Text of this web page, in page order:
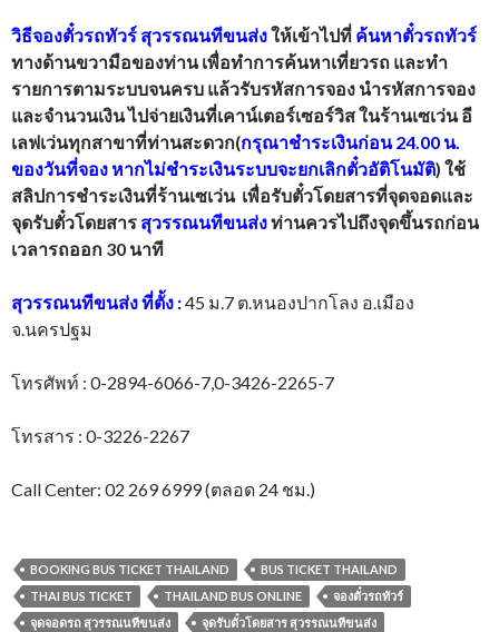
วิธีจองตั๋วรถทัวร์ สุวรรณนทีขนส่งให้เข้าไปที่ ค้นหาตั๋วรถทัวร์
ทางด้านขวามือของท่าน เพื่อทำการค้นหาเที่ยวรถ และทำ
รายการตามระบบจนครบ แล้วรับรหัสการจอง นำรหัสการจอง
และจำนวนเงิน ไปจ่ายเงินที่เคาน์เตอร์เซอร์วิส ในร้านเซเว่น อี
เลฟเว่นทุกสาขาที่ท่านสะดวก(กรุณาชำระเงินก่อน 24.00 น.
ของวันที่จอง หากไม่ชำระเงินระบบจะยกเลิกตั๋วอัติโนมัติ) ใช้
สลิปการชำระเงินที่ร้านเซเว่น เพื่อรับตั๋วโดยสารที่จุดจอดและ
จุดรับตั๋วโดยสาร สุวรรณนทีขนส่งท่านควรไปถึงจุดขึ้นรถก่อน
เวลารถออก 30 นาที
สุวรรณนทีขนส่งที่ตั้ง :45 ม.7 ต.หนองปากโลง อ.เมือง
จ.นครปฐม
โทรศัพท์ : 0-2894-6066-7,0-3426-2265-7
โทรสาร : 0-3226-2267
Call Center: 02 269 6999 (ตลอด 24 ชม.)
BOOKING BUS TICKET THAILAND
BUS TICKET THAILAND
THAI BUS TICKET
THAILAND BUS ONLINE
จองตั๋วรถทัวร์
จุดจอดรถ สุวรรณนทีขนส่ง
จุดรับตั๋วโดยสาร สุวรรณนทีขนส่ง